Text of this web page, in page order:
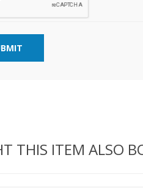
THIS ITEM ALSO